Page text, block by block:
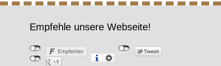
Empfehle unsere Webseite!